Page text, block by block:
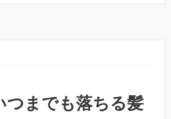
つまでも落ちる髪